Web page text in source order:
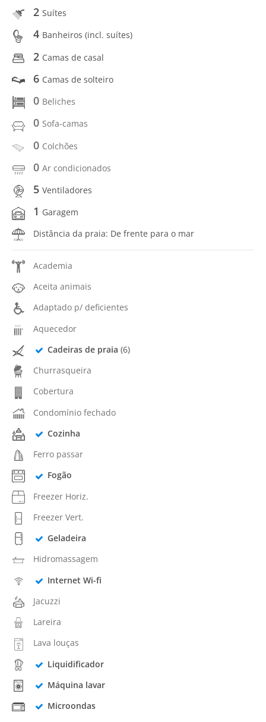
2 Suítes
4 Banheiros (incl. suítes)
2 Camas de casal
6 Camas de solteiro
0 Beliches
0 Sofa-camas
0 Colchões
0 Ar condicionados
5 Ventiladores
1 Garagem
Distância da praia: De frente para o mar
Academia
Aceita animais
Adaptado p/ deficientes
Aquecedor
Cadeiras de praia (6)
Churrasqueira
Cobertura
Condomínio fechado
Cozinha
Ferro passar
Fogão
Freezer Horiz.
Freezer Vert.
Geladeira
Hidromassagem
Internet Wi-fi
Jacuzzi
Lareira
Lava louças
Liquidificador
Máquina lavar
Microondas